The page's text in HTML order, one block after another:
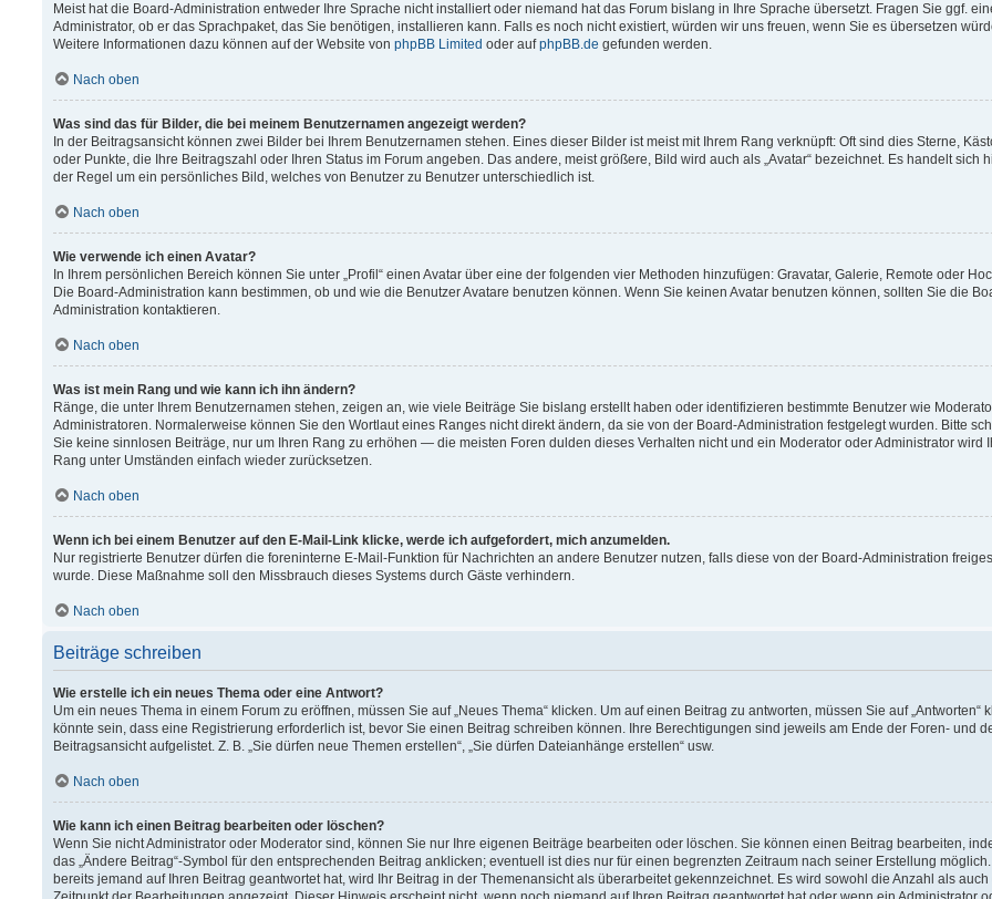
Meist hat die Board-Administration entweder Ihre Sprache nicht installiert oder niemand hat das Forum bislang in Ihre Sprache übersetzt. Fragen Sie ggf.
Administrator, ob er das Sprachpaket, das Sie benötigen, installieren kann. Falls es noch nicht existiert, würden wir uns freuen, wenn Sie es übersetzen
Weitere Informationen dazu können auf der Website von phpBB Limited oder aufphpBB.de gefunden werden.
Nach oben
Was sind das für Bilder, die bei meinem Benutzernamen angezeigt werden?
In der Beitragsansicht können zwei Bilder bei Ihrem Benutzernamen stehen. Eines dieser Bilder ist meist mit Ihrem Rang verknüpft: Oft sind dies Sterne,
oder Punkte, die Ihre Beitragszahl oder Ihren Status im Forum angeben. Das andere, meist größere, Bild wird auch als „Avatar“ bezeichnet. Es handelt sich
der Regel um ein persönliches Bild, welches von Benutzer zu Benutzer unterschiedlich ist.
Nach oben
Wie verwende ich einen Avatar?
In Ihrem persönlichen Bereich können Sie unter „Profil“ einen Avatar über eine der folgenden vier Methoden hinzufügen: Gravatar, Galerie, Remote oder
Die Board-Administration kann bestimmen, ob und wie die Benutzer Avatare benutzen können. Wenn Sie keinen Avatar benutzen können, sollten Sie die
Administration kontaktieren.
Nach oben
Was ist mein Rang und wie kann ich ihn ändern?
Ränge, die unter Ihrem Benutzernamen stehen, zeigen an, wie viele Beiträge Sie bislang erstellt haben oder identifizieren bestimmte Benutzer wie
Administratoren. Normalerweise können Sie den Wortlaut eines Ranges nicht direkt ändern, da sie von der Board-Administration festgelegt wurden. Bitte
Sie keine sinnlosen Beiträge, nur um Ihren Rang zu erhöhen — die meisten Foren dulden dieses Verhalten nicht und ein Moderator oder Administrator wird
Rang unter Umständen einfach wieder zurücksetzen.
Nach oben
Wenn ich bei einem Benutzer auf den E-Mail-Link klicke, werde ich aufgefordert, mich anzumelden.
Nur registrierte Benutzer dürfen die foreninterne E-Mail-Funktion für Nachrichten an andere Benutzer nutzen, falls diese von der Board-Administration
wurde. Diese Maßnahme soll den Missbrauch dieses Systems durch Gäste verhindern.
Nach oben
Beiträge schreiben
Wie erstelle ich ein neues Thema oder eine Antwort?
Um ein neues Thema in einem Forum zu eröffnen, müssen Sie auf „Neues Thema“ klicken. Um auf einen Beitrag zu antworten, müssen Sie auf „Antworten“
könnte sein, dass eine Registrierung erforderlich ist, bevor Sie einen Beitrag schreiben können. Ihre Berechtigungen sind jeweils am Ende der Foren- und
Beitragsansicht aufgelistet. Z. B. „Sie dürfen neue Themen erstellen“, „Sie dürfen Dateianhänge erstellen“ usw.
Nach oben
Wie kann ich einen Beitrag bearbeiten oder löschen?
Wenn Sie nicht Administrator oder Moderator sind, können Sie nur Ihre eigenen Beiträge bearbeiten oder löschen. Sie können einen Beitrag bearbeiten,
das „Ändere Beitrag“-Symbol für den entsprechenden Beitrag anklicken; eventuell ist dies nur für einen begrenzten Zeitraum nach seiner Erstellung
bereits jemand auf Ihren Beitrag geantwortet hat, wird Ihr Beitrag in der Themenansicht als überarbeitet gekennzeichnet. Es wird sowohl die Anzahl als auch